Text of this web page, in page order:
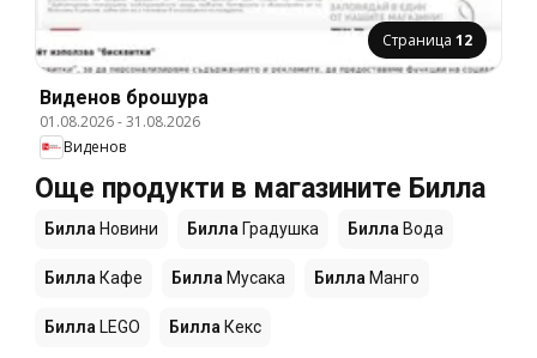
Страница 12
Виденов брошура
01.08.2026-31.08.2026
Виденов
Още продукти в магазините Билла
Билла Новини Билла Градушка Билла Вода
Билла Кафе Билла Мусака Билла Манго
Билла LEGO Билла Кекс